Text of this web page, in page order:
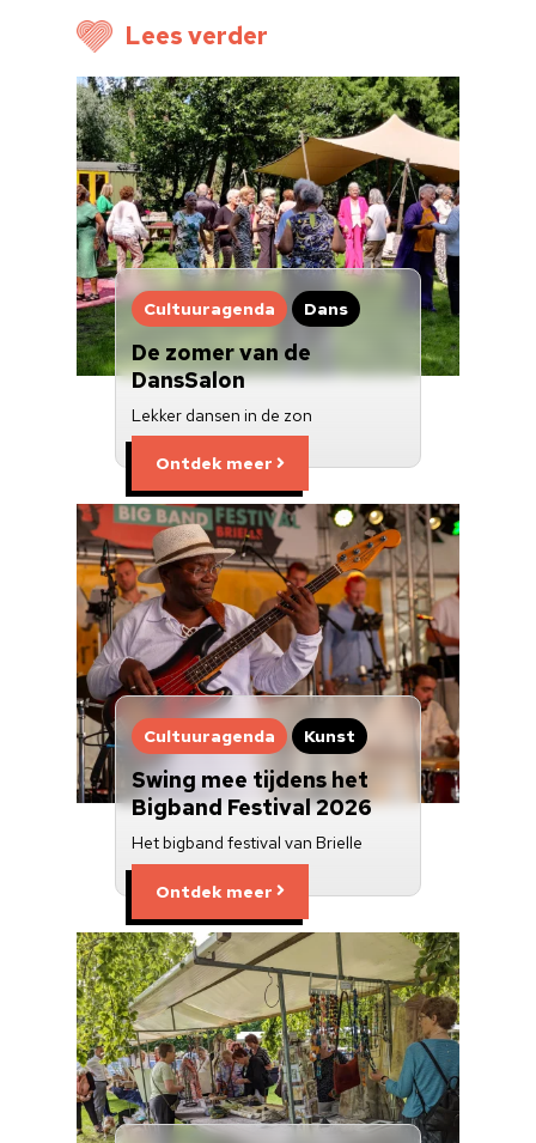
Lees verder
Cultuuragenda Dans
De zomer van de
DansSalon
Lekker dansen in de zon
Ontdek meer
Cultuuragenda Kunst
Swing mee tijdens het
Bigband Festival 2026
Het bigband festival van Brielle
Ontdek meer
Cultuur op school
Over ons
Nieuwsbrief
Doneren